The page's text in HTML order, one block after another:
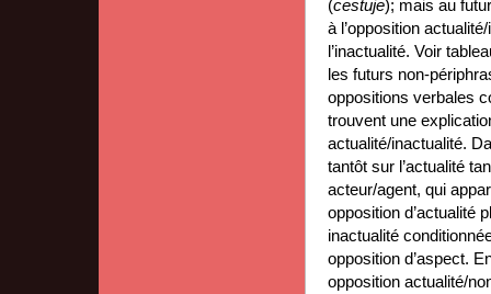
(cestuje); mais au
à l’opposition
l’inactualité. Voir
les futurs non-
oppositions verbales
trouvent une
actualité/inactualité.
tantôt sur l’actualité
acteur/agent, qui
opposition d’actualité
inactualité
opposition d’aspect.
opposition actualité/